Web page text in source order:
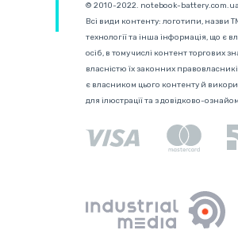
© 2010-2022. notebook-battery.com.ua
Всі види контенту: логотипи, назви
технології та інша інформація, що є
осіб, в тому числі контент торгових
власністю їх законних
є власником цього контенту й
для ілюстрації та з довідково-